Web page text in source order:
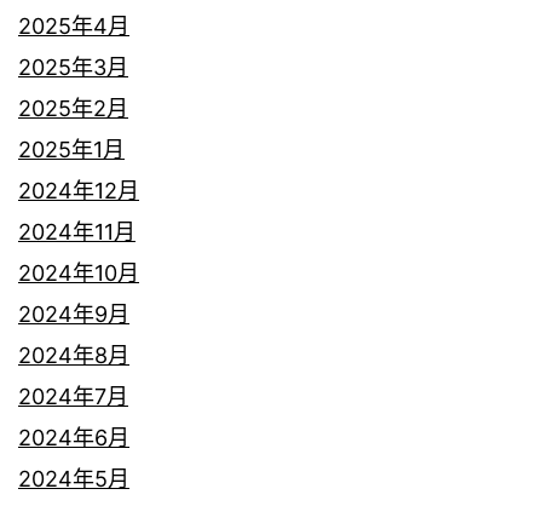
2025年4月
2025年3月
2025年2月
2025年1月
2024年12月
2024年11月
2024年10月
2024年9月
2024年8月
2024年7月
2024年6月
2024年5月